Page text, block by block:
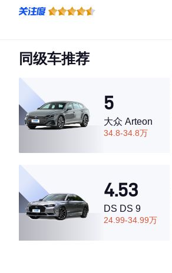
·空间表现一般，低于73%同级车
同级车推荐
5
大众 Arteon
34.8-34.8万
4.53
DS DS 9
24.99-34.99万